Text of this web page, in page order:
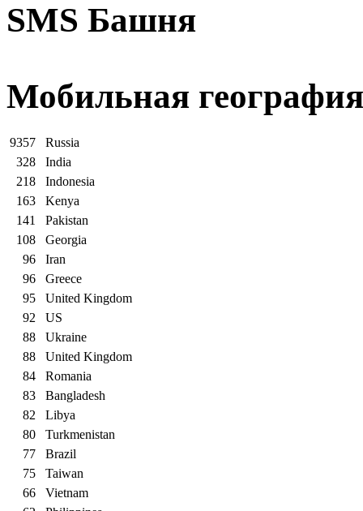
SMS Башня
Мобильная география
9357
Russia
328
India
218
Indonesia
163
Kenya
141
Pakistan
108
Georgia
96
Iran
96
Greece
95
United Kingdom
92
US
88
Ukraine
88
United Kingdom
84
Romania
83
Bangladesh
82
Libya
80
Turkmenistan
77
Brazil
75
Taiwan
66
Vietnam